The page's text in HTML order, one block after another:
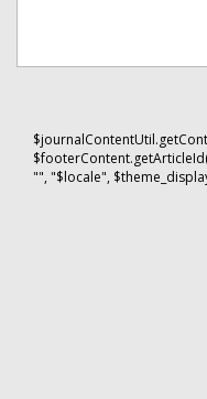
"", "$locale",